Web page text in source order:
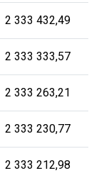
2 333 432,49
2 333 333,57
2 333 263,21
2 333 230,77
2 333 212,98